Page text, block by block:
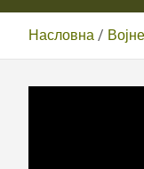
Насловна